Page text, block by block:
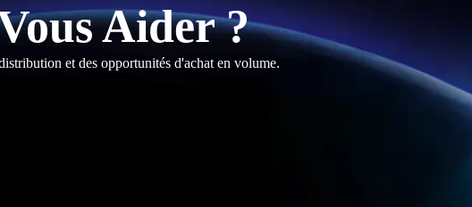
Aider ?
et des opportunités d'achat en volume.